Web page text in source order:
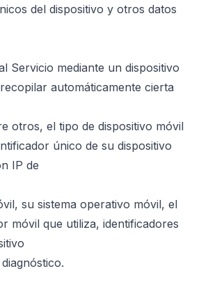
del dispositivo y otros datos
Servicio mediante un dispositivo
automáticamente cierta
otros, el tipo de dispositivo móvil
único de su dispositivo
IP de
su sistema operativo móvil, el
móvil que utiliza, identificadores